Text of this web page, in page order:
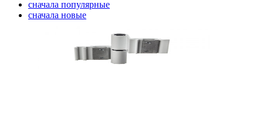
cначала популярные
cначала новые
Элементов на страницу